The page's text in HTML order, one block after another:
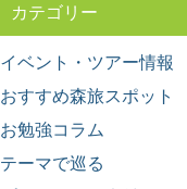
カテゴリー
イベント・ツアー情報
おすすめ森旅スポット
お勉強コラム
テーマで巡る